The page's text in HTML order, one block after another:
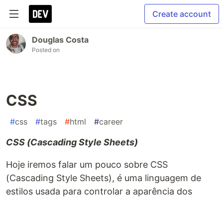
Create account
Douglas Costa
Posted on
CSS
#css #tags #html #career
CSS (Cascading Style Sheets)
Hoje iremos falar um pouco sobre CSS
(Cascading Style Sheets), é uma linguagem de
estilos usada para controlar a aparência dos